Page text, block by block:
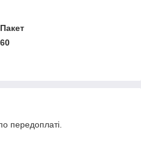
Пакет
60
передоплаті.